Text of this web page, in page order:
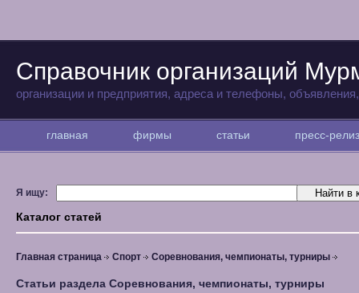
Справочник организаций
организации и предприятия, адреса и телефоны,
главная фирмы статьи пресс-
Я ищу:
Каталог статей
Главная страница Спорт Соревнования, чемпионаты, турниры
Статьи раздела Соревнования, чемпионаты, турниры